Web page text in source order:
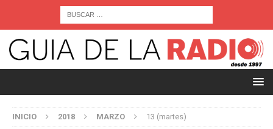
INICIO 2018 MARZO 13 (martes)